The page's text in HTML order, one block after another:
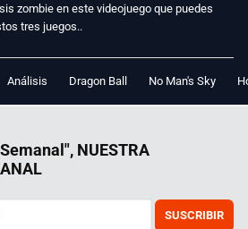
zombie en este videojuego que puedes
tres juegos..
Análisis Dragon Ball No Man's Sky
NUESTRA
SUSCRIBIR